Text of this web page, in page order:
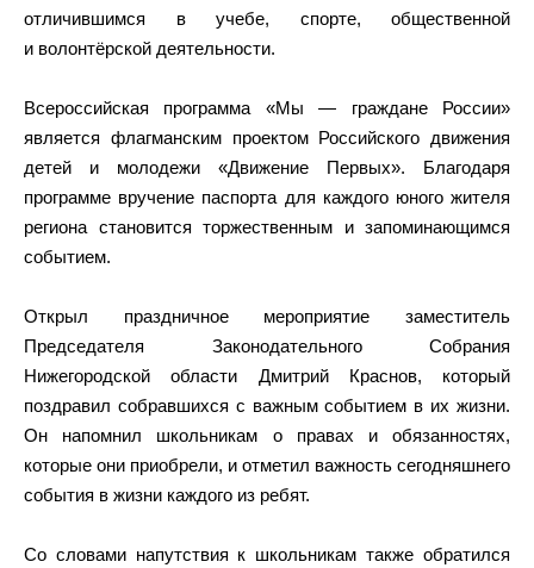
отличившимся в учебе, спорте, общественной
и волонтёрской деятельности.
Всероссийская программа «Мы — граждане России»
является флагманским проектом Российского движения
детей и молодежи «Движение Первых». Благодаря
программе вручение паспорта для каждого юного жителя
региона становится торжественным и запоминающимся
событием.
Открыл праздничное мероприятие заместитель
Председателя Законодательного Собрания
Нижегородской области Дмитрий Краснов, который
поздравил собравшихся с важным событием в их жизни.
Он напомнил школьникам о правах и обязанностях,
которые они приобрели, и отметил важность сегодняшнего
события в жизни каждого из ребят.
Со словами напутствия к школьникам также обратился